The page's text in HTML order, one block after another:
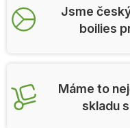
Jsme
boilies
Máme to
skladu